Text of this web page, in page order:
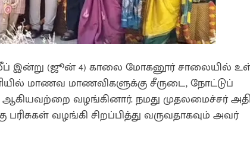
இன்று (ஜூன் 4) காலை மோகனூர் சாலையில்
மாணவ மாணவிகளுக்கு சீருடை, நோட்டுப்
ஆகியவற்றை வழங்கினார். நமது முதலமைச்சர்
வழங்கி சிறப்பித்து வருவதாகவும் அவர்